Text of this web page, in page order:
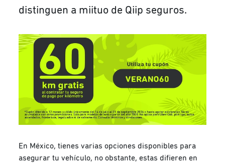
distinguen a miituo de Qiip seguros.
En México, tienes varias opciones disponibles para
asegurar tu vehículo, no obstante, estas difieren en